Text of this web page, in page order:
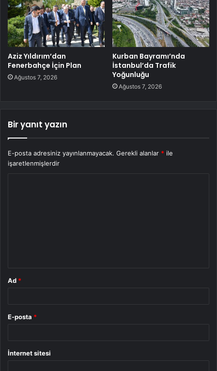
Aziz Yıldırım’dan
Fenerbahçe İçin Plan
Ağustos 7, 2026
Kurban Bayramı’nda
İstanbul’da Trafik
Yoğunluğu
Ağustos 7, 2026
Bir yanıt yazın
E-posta adresiniz yayınlanmayacak. Gerekli alanlar * ile
işaretlenmişlerdir
Ad *
E-posta *
İnternet sitesi